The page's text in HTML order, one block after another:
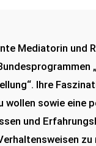
Mediatorin und
Ihre
wollen sowie eine
und